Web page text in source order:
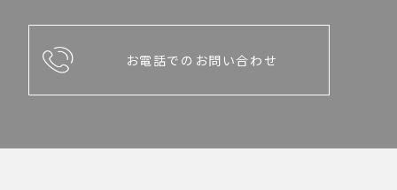
お電話でのお問い合わせ